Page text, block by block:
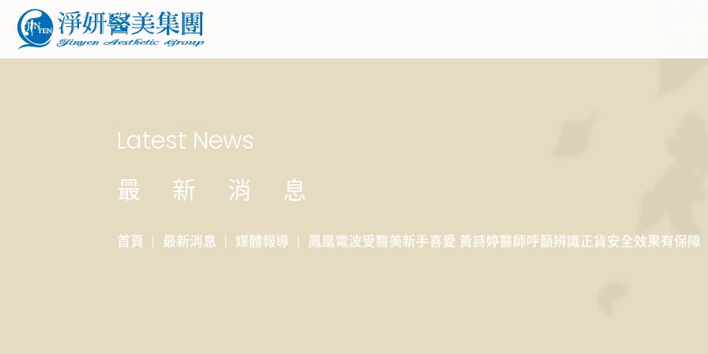
Latest News
最新消息
首頁 最新消息 媒體報導 鳳凰電波受醫美新手喜愛 黃詩婷醫師呼籲辨識正貨安全效果有保障